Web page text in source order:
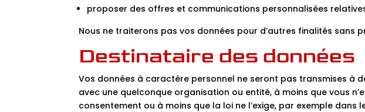
proposer des offres et communications personnalisées
Nous ne traiterons pas vos données pour d’autres finalités
Destinataire des données
Vos données à caractère personnel ne seront pas transmises à
avec une quelconque organisation ou entité, à moins que vous
consentement ou à moins que la loi ne l’exige, par exemple dans